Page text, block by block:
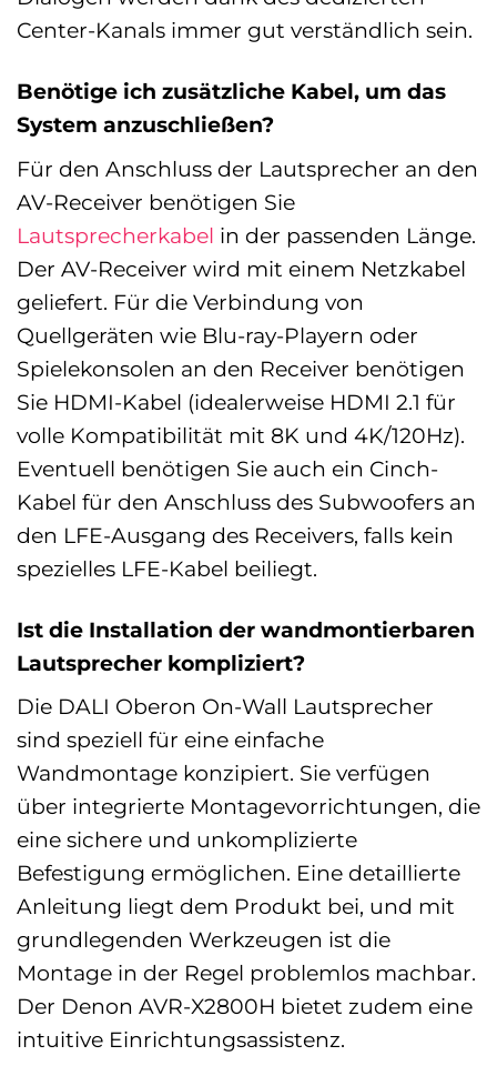
Center-Kanals immer gut verständlich sein.
Benötige ich zusätzliche Kabel, um das
System anzuschließen?
Für den Anschluss der Lautsprecher an den
AV-Receiver benötigen Sie
Lautsprecherkabel in der passenden Länge.
Der AV-Receiver wird mit einem Netzkabel
geliefert. Für die Verbindung von
Quellgeräten wie Blu-ray-Playern oder
Spielekonsolen an den Receiver benötigen
Sie HDMI-Kabel (idealerweise HDMI 2.1 für
volle Kompatibilität mit 8K und 4K/120Hz).
Eventuell benötigen Sie auch ein Cinch-
Kabel für den Anschluss des Subwoofers an
den LFE-Ausgang des Receivers, falls kein
spezielles LFE-Kabel beiliegt.
Ist die Installation der wandmontierbaren
Lautsprecher kompliziert?
Die DALI Oberon On-Wall Lautsprecher
sind speziell für eine einfache
Wandmontage konzipiert. Sie verfügen
über integrierte Montagevorrichtungen, die
eine sichere und unkomplizierte
Befestigung ermöglichen. Eine detaillierte
Anleitung liegt dem Produkt bei, und mit
grundlegenden Werkzeugen ist die
Montage in der Regel problemlos machbar.
Der Denon AVR-X2800H bietet zudem eine
intuitive Einrichtungsassistenz.